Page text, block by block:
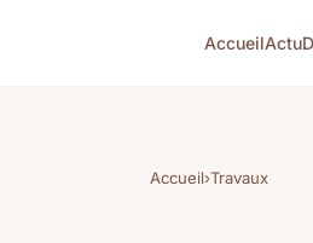
AccueilActu
Accueil›Travaux